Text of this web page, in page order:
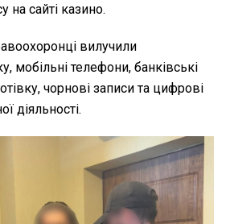
на сайті казино.
вилучили
мобільні телефони, банківські
чорнові записи та цифрові
діяльності.